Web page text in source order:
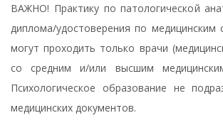
ВАЖНО! Практику по патологической
диплома/удостоверения по медицинским
могут проходить только врачи
со средним и/или высшим
Психологическое образование не
медицинских документов.